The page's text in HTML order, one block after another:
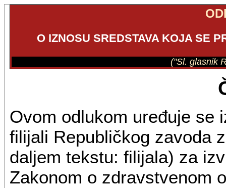
O IZNOSU SREDSTAVA KOJA SE
("Sl. glasnik
Ovom odlukom uređuje se
filijali Republičkog zavoda
daljem tekstu: filijala) za
Zakonom o zdravstvenom